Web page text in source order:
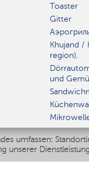
umfassen:
Toaster
Gitter
Khujand /
region).
und
GERÄT